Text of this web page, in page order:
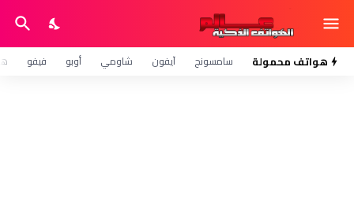
هواتف محمولة سامسونج آيفون شاومي أوبو فيفو